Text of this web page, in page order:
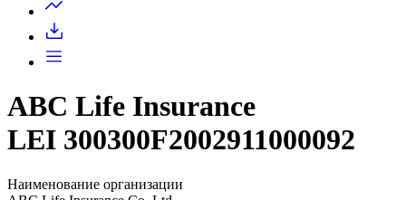
ABC Life Insurance
LEI 300300F2002911000092
Наименование организации